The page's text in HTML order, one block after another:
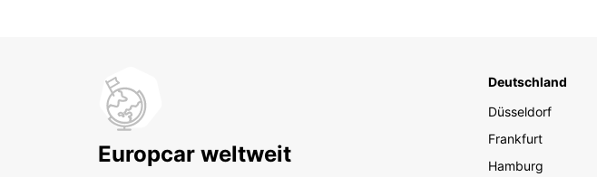
Europcar weltweit
Deutschland
Düsseldorf
Frankfurt
Hamburg